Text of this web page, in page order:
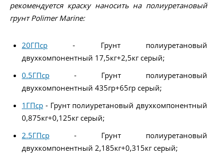
рекомендуется краску наносить на полиуретановый
грунт Polimer Marine:
20ГПср - Грунт полиуретановый
двухкомпонентный 17,5кг+2,5кг серый;
0.5ГПср - Грунт полиуретановый
двухкомпонентный 435гр+65гр серый;
1ГПср - Грунт полиуретановый двухкомпонентный
0,875кг+0,125кг серый;
2.5ГПср - Грунт полиуретановый
двухкомпонентный 2,185кг+0,315кг серый;